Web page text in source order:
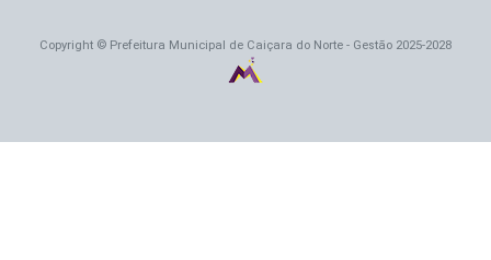
Copyright © Prefeitura Municipal de Caiçara do Norte - Gestão 2025-2028